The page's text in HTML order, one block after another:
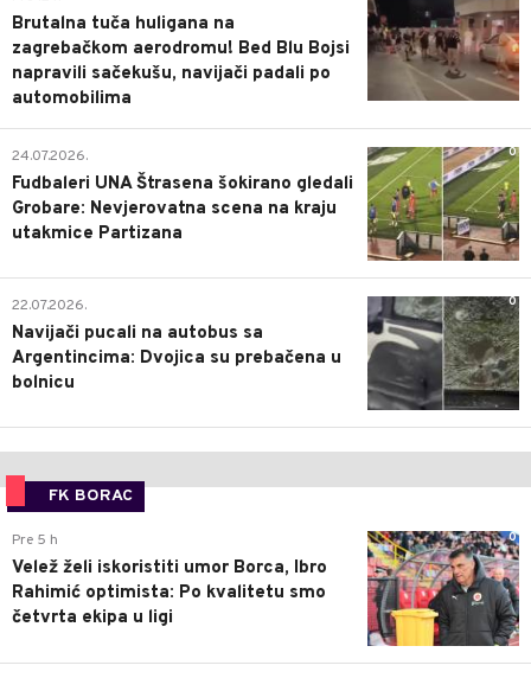
Brutalna tuča huligana na
zagrebačkom aerodromu! Bed Blu Bojsi
napravili sačekušu, navijači padali po
automobilima
0
24.07.2026.
Fudbaleri UNA Štrasena šokirano gledali
Grobare: Nevjerovatna scena na kraju
utakmice Partizana
0
22.07.2026.
Navijači pucali na autobus sa
Argentincima: Dvojica su prebačena u
bolnicu
FK BORAC
0
Pre 5 h
Velež želi iskoristiti umor Borca, Ibro
Rahimić optimista: Po kvalitetu smo
četvrta ekipa u ligi